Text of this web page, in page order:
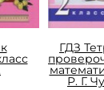
ГДЗ
Р. Г.